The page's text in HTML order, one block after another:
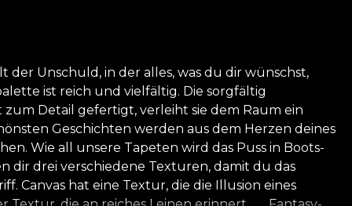
der Unschuld, in der alles, was du dir wünschst,
ist reich und vielfältig. Die sorgfältig
Detail gefertigt, verleiht sie dem Raum ein
Geschichten werden aus dem Herzen deines
Wie all unsere Tapeten wird das Puss in Boots-
dir drei verschiedene Texturen, damit du das
Canvas hat eine Textur, die die Illusion eines